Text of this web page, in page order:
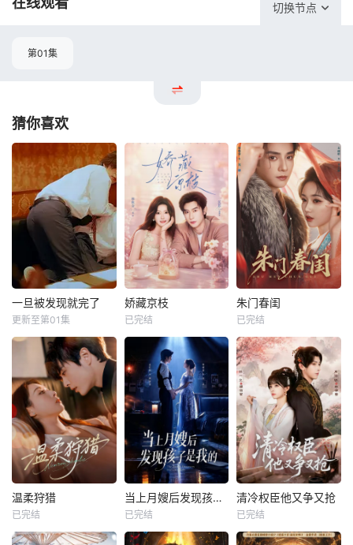
切换节点
第01集
猜你喜欢
一旦被发现就完了
更新至第01集
娇藏京枝
已完结
朱门春闺
已完结
温柔狩猎
已完结
当上月嫂后发现孩子是我的
已完结
清冷权臣他又争又抢
已完结